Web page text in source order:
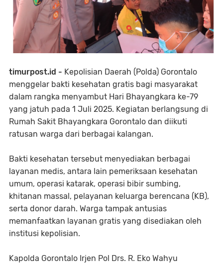
timurpost.id - Kepolisian Daerah (Polda) Gorontalo
menggelar bakti kesehatan gratis bagi masyarakat
dalam rangka menyambut Hari Bhayangkara ke-79
yang jatuh pada 1 Juli 2025. Kegiatan berlangsung di
Rumah Sakit Bhayangkara Gorontalo dan diikuti
ratusan warga dari berbagai kalangan.
Bakti kesehatan tersebut menyediakan berbagai
layanan medis, antara lain pemeriksaan kesehatan
umum, operasi katarak, operasi bibir sumbing,
khitanan massal, pelayanan keluarga berencana (KB),
serta donor darah. Warga tampak antusias
memanfaatkan layanan gratis yang disediakan oleh
institusi kepolisian.
Kapolda Gorontalo Irjen Pol Drs. R. Eko Wahyu